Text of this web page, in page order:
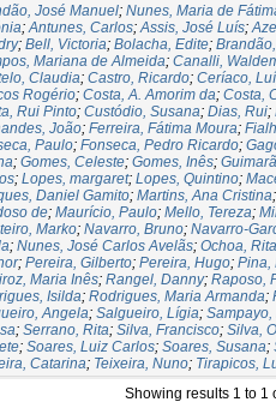
José Manuel; Nunes, Maria de
;Antunes, Carlos;Assis, José Luís;
; Bell, Victoria; Bolacha, Edite;
Mariana de Almeida; Canalli,
Claudia; Castro, Ricardo; Ceríaco,
Rogério; Costa, A. Amorim da; Costa,
Rui Pinto; Custódio, Susana; Dias, Rui;
João; Ferreira, Fátima Moura;
Paulo; Fonseca, Pedro Ricardo;
; Gomes, Celeste; Gomes, Inês;
; Lopes, margaret; Lopes, Quintino;
Daniel Gamito; Martins, Ana Cristina;
de; Maurício, Paulo; Mello, Tereza;
Marko; Navarro, Bruno; Navarro-
; Nunes, José Carlos Avelãs; Ochoa, Rita
; Pereira, Gilberto; Pereira, Hugo; Pina,
Maria Inês; Rangel, Danny; Raposo,
Isilda; Rodrigues, Maria Armanda;
Angela; Salgueiro, Lígia;
; Serrano, Rita; Silva, Francisco; Silva,
; Soares, Luiz Carlos; Soares, Susana;
Catarina; Teixeira, Nuno; Tirapicos,
Showing results 1 to 1